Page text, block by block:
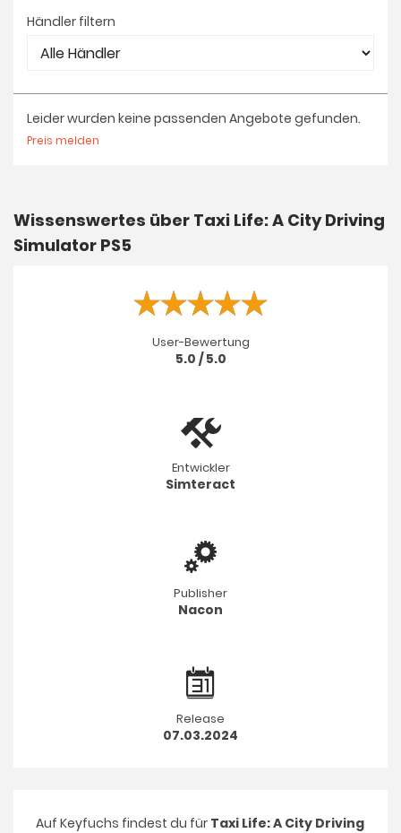
Händler filtern
Leider wurden keine passenden Angebote gefunden.
Preis melden
Wissenswertes über Taxi Life: A City Driving
Simulator PS5
User-Bewertung
5.0 / 5.0
Entwickler
Simteract
Publisher
Nacon
Release
07.03.2024
Auf Keyfuchs findest du für Taxi Life: A City Driving